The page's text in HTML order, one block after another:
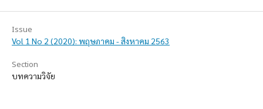
Issue
Vol 1 No 2 (2020): พฤษภาคม - สิงหาคม 2563
Section
บทความวิจัย